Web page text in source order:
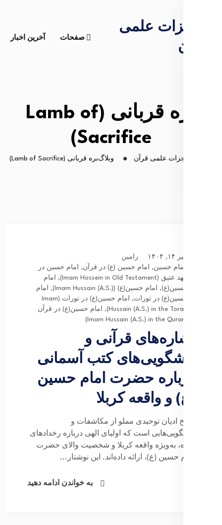
معجزات علمی
قرآن
صفحات آخرین اخبار
بره قربانی (Lamb of
Sacrifice)
معجزات علمی قرآن وبلاگبره قربانی (Lamb of Sacrifice)
تیر ۱۴, ۱۴۰۴
رامین
امام حسین, امام حسین (ع) در قرآن,
امام حسین در
عهد عتیق (Imam Hossein in Old Testament)
,
امام
حسین(ع), امام حسین(ع) (Imam Hussain (A.S.)) ,
امام
حسین(ع) در تورات,
امام حسین(ع) در تورات (Imam
Hussain (A.S.) in the Torah)
,
امام حسین(ع) در قرآن
اشاره‌های قرآنی و
پیشگویی‌های کتب آسمانی
درباره حضرت امام حسین
(ع) و واقعه کربلا
تاریخ ادیان توحیدی مملو از مکاشفات و
پیشگویی‌هایی است که اولیای الهی درباره رخدادهای
آینده، به‌ویژه واقعه کربلا و شخصیت والای حضرت
امام حسین (ع)، ارائه داده‌اند. این نوشتار...
به خواندن ادامه دهید